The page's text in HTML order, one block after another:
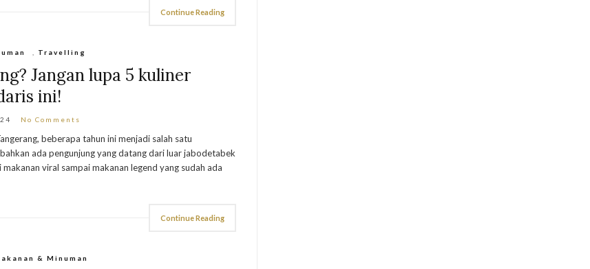
Continue Reading
Travelling
Jangan lupa 5 kuliner
ini!
No Comments
beberapa tahun ini menjadi salah satu
ada pengunjung yang datang dari luar jabodetabek
viral sampai makanan legend yang sudah ada
Continue Reading
& Minuman